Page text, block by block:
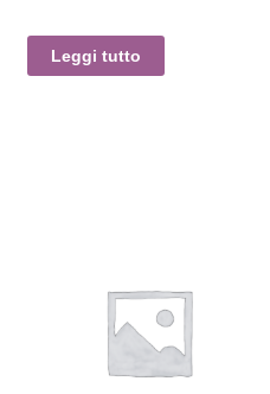
Leggi tutto